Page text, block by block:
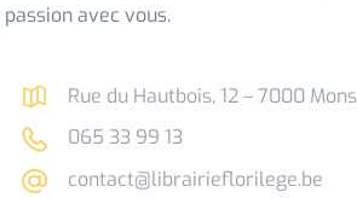
passion avec vous.
Rue du Hautbois, 12 – 7000 Mons
065 33 99 13
contact@librairieflorilege.be